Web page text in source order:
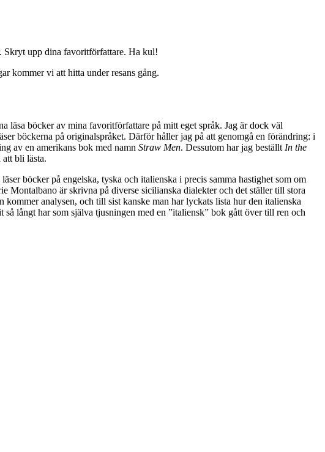
Skryt upp dina favoritförfattare. Ha kul!
kommer vi att hitta under resans gång.
läsa böcker av mina favoritförfattare på mitt eget språk. Jag är dock väl
böckerna på originalspråket. Därför håller jag på att genomgå en förändring: i
av en amerikans bok med namn Straw Men. Dessutom har jag beställt In the
bli lästa.
böcker på engelska, tyska och italienska i precis samma hastighet som om
Montalbano är skrivna på diverse sicilianska dialekter och det ställer till stora
analysen, och till sist kanske man har lyckats lista hur den italienska
långt har som själva tjusningen med en ”italiensk” bok gått över till ren och